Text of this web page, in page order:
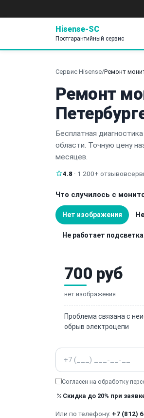
Hisense-SC
Постгарантийный сервис
Сервис Hisense/Ремонт
Ремонт
Бесплатная
области. Точную цену
месяцев.
4.8 · 1 200+ отзывов
Что случилось с
Нет изображения
Не работает подсветка
700 руб
нет изображения
Проблема связана с
обрыв электроцепи
Телефон
Согласен на обработку
Скидка до 20% при
Или по телефону: +7 (812)